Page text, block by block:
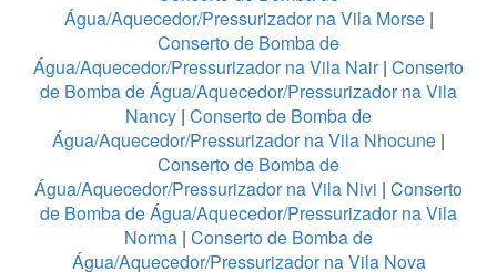
Água/Aquecedor/Pressurizador na Vila Morse|
Conserto de Bomba de
Água/Aquecedor/Pressurizador na Vila Nair| Conserto
de Bomba de Água/Aquecedor/Pressurizador na Vila
Nancy | Conserto de Bomba de
Água/Aquecedor/Pressurizador na Vila Nhocune |
Conserto de Bomba de
Água/Aquecedor/Pressurizador na Vila Nivi | Conserto
de Bomba de Água/Aquecedor/Pressurizador na Vila
Norma | Conserto de Bomba de
Água/Aquecedor/Pressurizador na Vila Nova